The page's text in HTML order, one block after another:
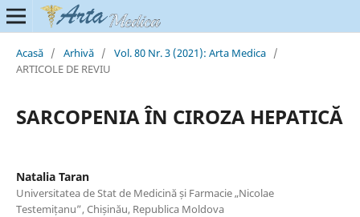
Acasă / Arhivă / Vol. 80 Nr. 3 (2021): Arta Medica /
ARTICOLE DE REVIU
SARCOPENIA ÎN CIROZA HEPATICĂ
Natalia Taran
Universitatea de Stat de Medicină și Farmacie „Nicolae
Testemițanu”, Chișinău, Republica Moldova